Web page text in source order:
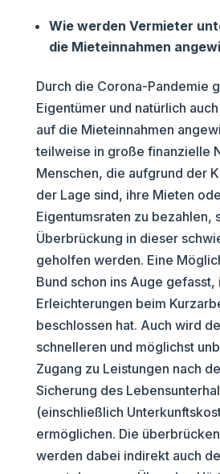
Wie werden Vermieter
die Mieteinnahmen
Durch die Corona-Pandemie
Eigentümer und natürlich
auf die Mieteinnahmen
teilweise in große finanzielle
Menschen, die aufgrund der
der Lage sind, ihre Mieten
Eigentumsraten zu bezahlen,
Überbrückung in dieser
geholfen werden. Eine
Bund schon ins Auge gefasst,
Erleichterungen beim
beschlossen hat. Auch wird
schnelleren und möglichst
Zugang zu Leistungen nach
Sicherung des
(einschließlich
ermöglichen. Die
werden dabei indirekt auch